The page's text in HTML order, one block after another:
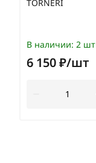
TORNERI
В наличии: 2 шт
6 150 ₽/шт